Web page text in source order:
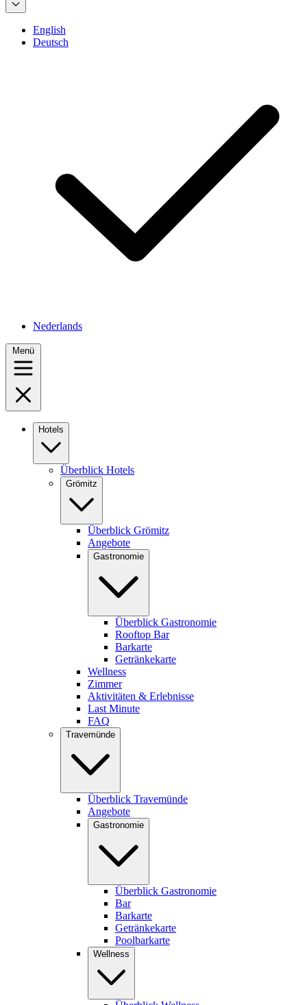
English
Deutsch
Nederlands
Menü
Hotels
Überblick Hotels
Grömitz
Überblick Grömitz
Angebote
Gastronomie
Überblick Gastronomie
Rooftop Bar
Barkarte
Getränkekarte
Wellness
Zimmer
Aktivitäten & Erlebnisse
Last Minute
FAQ
Travemünde
Überblick Travemünde
Angebote
Gastronomie
Überblick Gastronomie
Bar
Barkarte
Getränkekarte
Poolbarkarte
Wellness